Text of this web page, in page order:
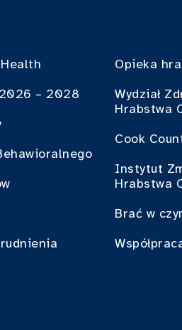
– 2028
Opieka
Wydział
Hrabstwa
Cook
Instytut
Hrabstwa
Brać w